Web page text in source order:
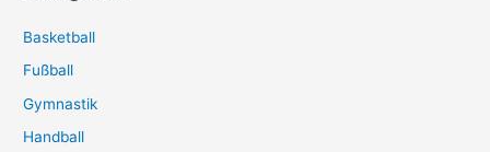
Basketball
Fußball
Gymnastik
Handball